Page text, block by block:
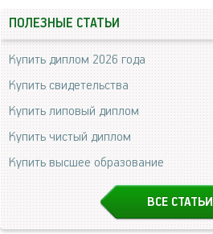
ПОЛЕЗНЫЕ СТАТЬИ
Купить диплом 2026 года
Купить свидетельства
Купить липовый диплом
Купить чистый диплом
Купить высшее образование
ВСЕ СТАТЬИ